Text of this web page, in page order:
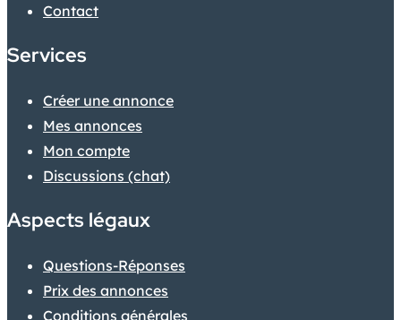
Contact
Services
Créer une annonce
Mes annonces
Mon compte
Discussions (chat)
Aspects légaux
Questions-Réponses
Prix des annonces
Conditions générales